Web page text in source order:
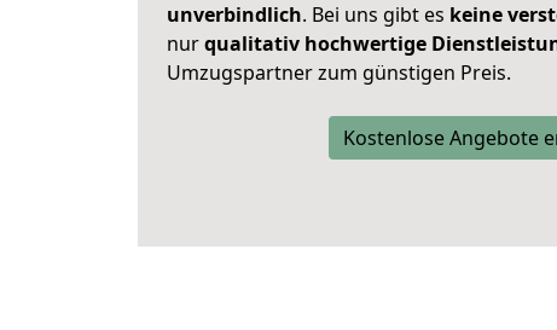
unverbindlich. Bei uns gibt es keine
nurqualitativ hochwertige
Umzugspartner zum günstigen Preis.
Kostenlose Angebote